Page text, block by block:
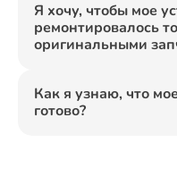
Я хочу, чтобы мое
ремонтировалось
оригинальными
Как я узнаю, что
готово?